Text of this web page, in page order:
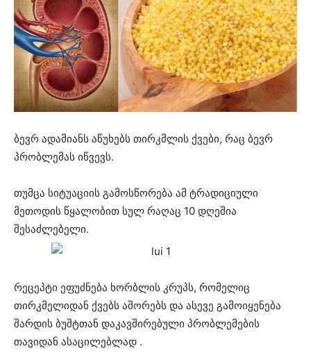
ბევრ ადამიანს აწუხებს თირკმლის ქვები, რაც ბევრ
პრობლემას იწვევს.
თუმცა სიტუაციის გამოსწორება ამ ტრადიციული
მეთოდის წყალობით სულ რაღაც 10 დღეშია
შესაძლებელი.
რეცეპტი ეფუძნება ხორბლის კრუპს, რომელიც
თირკმელიდან ქვებს აშორებს და ასევე გამოიყენება
შარდის ბუშტთან დაკავშირებული პრობლემების
თავიდან ასაცილებლად .